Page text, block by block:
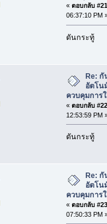
« ตอบกลับ
06:37:10 PM
ดันกระทู้
Re: กั
อัตโน
ควบคุมการ
« ตอบกลับ
12:53:59 PM
ดันกระทู้
Re: กั
อัตโน
ควบคุมการ
« ตอบกลับ
07:50:33 PM